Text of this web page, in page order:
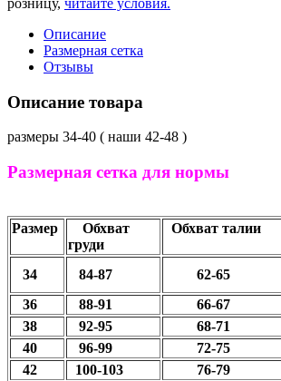
Описание
Размерная сетка
Отзывы
Описание товара
размеры 34-40 ( наши 42-48 )
Размерная сетка для нормы
Размер
Обхват
груди
Обхват талии
34 84-87 62-65
36 88-91 66-67
38
92-95 68-71
40
96-99 72-75
42
100-103 76-79